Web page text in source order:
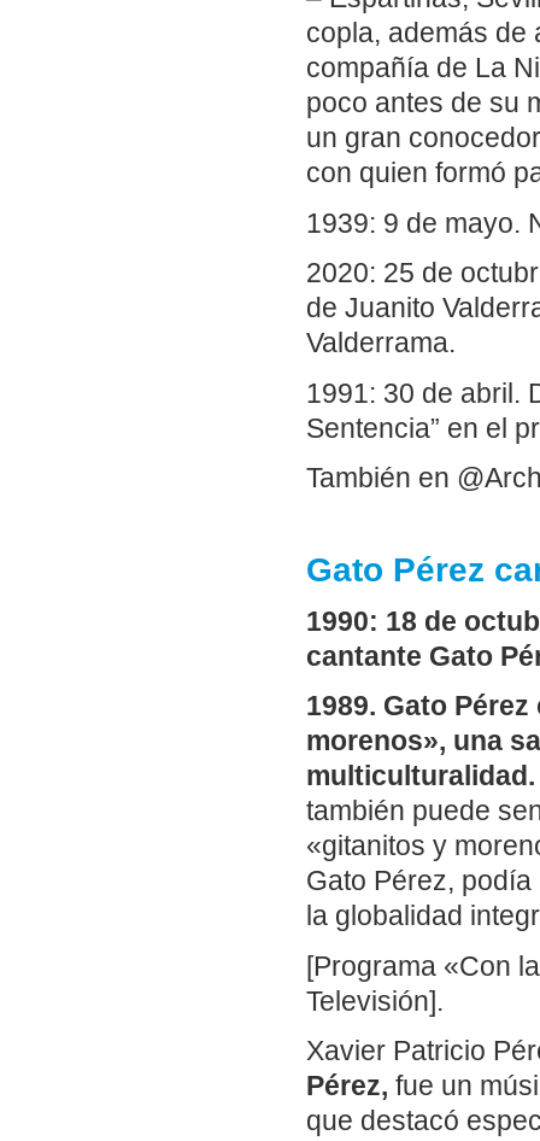
copla, además de
compañía de La
poco antes de su
un gran
con quien formó
1939: 9 de mayo.
2020: 25 de
de Juanito
Valderrama.
1991: 30 de abril.
Sentencia” en el
También en
Gato Pérez
1990: 18 de
cantante Gato
1989. Gato
morenos», una
multiculturalidad.
también puede
«gitanitos y
Gato Pérez,
la globalidad
[Programa «Con
Televisión].
Xavier Patricio
Pérez, fue un
que destacó